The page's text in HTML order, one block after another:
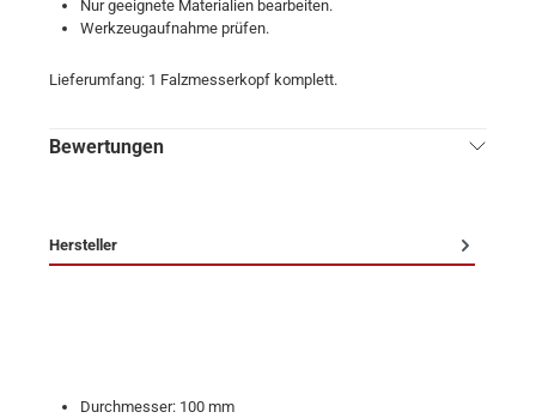
Nur geeignete Materialien bearbeiten.
Werkzeugaufnahme prüfen.
Lieferumfang: 1 Falzmesserkopf komplett.
Bewertungen
Hersteller
Durchmesser: 100 mm